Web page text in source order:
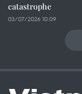
catastrophe
03/07/2026 10:09